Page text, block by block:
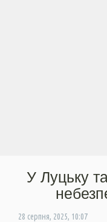
У Луцьку
28 серпня, 2025, 10:07